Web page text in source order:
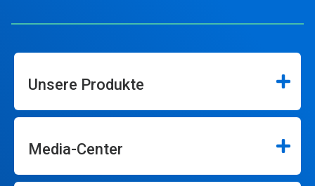
Unsere Produkte
Media-Center